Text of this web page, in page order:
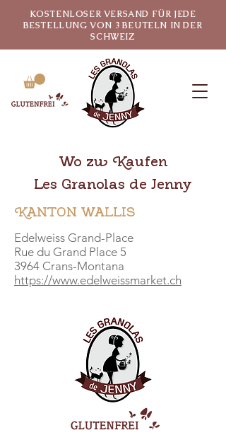
KOSTENLOSER VERSAND FÜR JEDE
BESTELLUNG VON 3 BEUTELN IN DER
SCHWEIZ
Wo zu Kaufen
Les Granolas de Jenny
KANTON WALLIS
Edelweiss Grand-Place
Rue du Grand Place 5
3964 Crans-Montana
https://www.edelweissmarket.ch